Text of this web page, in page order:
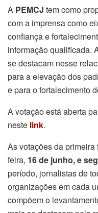
A PEMCJ tem como
com a imprensa como
confiança e
informação qualificada.
se destacam nesse
para a elevação dos
e para o fortalecimento
A votação está aberta
neste link.
As votações da
feira, 16 de junho, e
período, jornalistas de
organizações em cada
compõem o